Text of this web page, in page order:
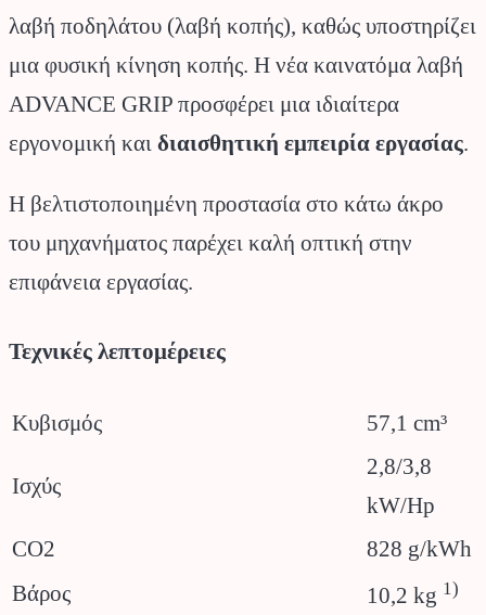
λαβή ποδηλάτου (λαβή κοπής), καθώς υποστηρίζει
μια φυσική κίνηση κοπής. Η νέα καινατόμα λαβή
ADVANCE GRIP προσφέρει μια ιδιαίτερα
εργονομική και διαισθητική εμπειρία εργασίας.
Η βελτιστοποιημένη προστασία στο κάτω άκρο
του μηχανήματος παρέχει καλή οπτική στην
επιφάνεια εργασίας.
Τεχνικές λεπτομέρειες
Κυβισμός 57,1 cm³
Ισχύς
2,8/3,8
kW/Hp
CO2
828 g/kWh
Βάρος
10,2 kg 1)